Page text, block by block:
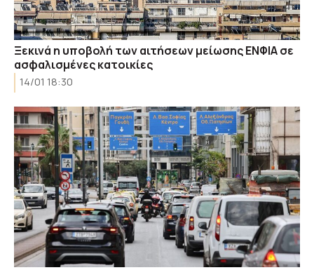
Ξεκινά η υποβολή των αιτήσεων μείωσης ΕΝΦΙΑ σε
ασφαλισμένες κατοικίες
14/01 18:30